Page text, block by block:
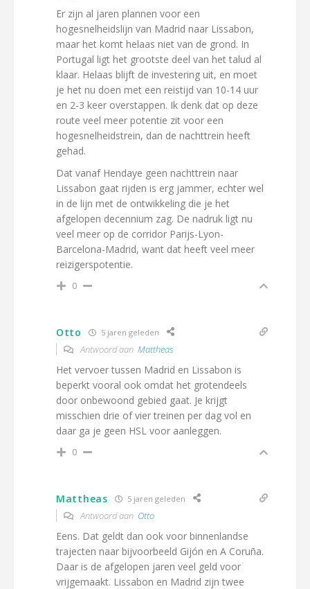
Er zijn al jaren plannen voor een
hogesnelheidslijn van Madrid naar Lissabon,
maar het komt helaas niet van de grond. In
Portugal ligt het grootste deel van het talud al
klaar. Helaas blijft de investering uit, en moet
je het nu doen met een reistijd van 10-14 uur
en 2-3 keer overstappen. Ik denk dat op deze
route veel meer potentie zit voor een
hogesnelheidstrein, dan de nachttrein heeft
gehad.
Dat vanaf Hendaye geen nachttrein naar
Lissabon gaat rijden is erg jammer, echter wel
in de lijn met de ontwikkeling die je het
afgelopen decennium zag. De nadruk ligt nu
veel meer op de corridor Parijs-Lyon-
Barcelona-Madrid, want dat heeft veel meer
reizigerspotentie.
0
Otto 5 jaren geleden
Antwoord aan Mattheas
Het vervoer tussen Madrid en Lissabon is
beperkt vooral ook omdat het grotendeels
door onbewoond gebied gaat. Je krijgt
misschien drie of vier treinen per dag vol en
daar ga je geen HSL voor aanleggen.
0
Mattheas 5 jaren geleden
Antwoord aan Otto
Eens. Dat geldt dan ook voor binnenlandse
trajecten naar bijvoorbeeld Gijón en A Coruña.
Daar is de afgelopen jaren veel geld voor
vrijgemaakt. Lissabon en Madrid zijn twee